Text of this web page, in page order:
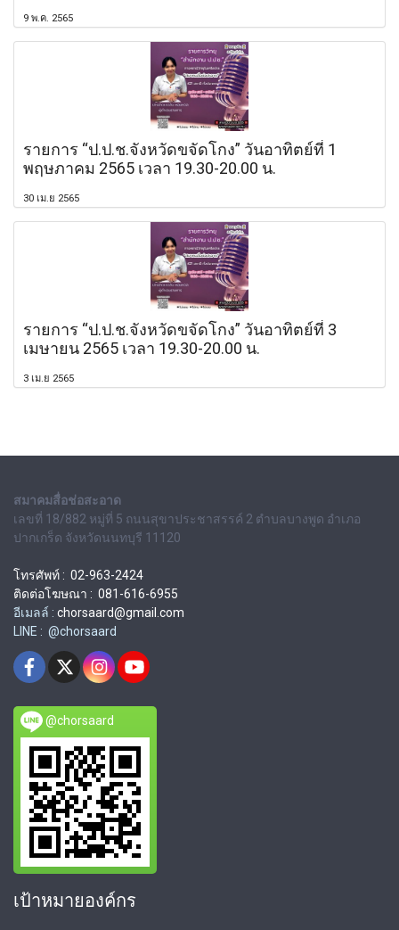
9 พ.ค. 2565
รายการ “ป.ป.ช.จังหวัดขจัดโกง” วันอาทิตย์ที่ 1
พฤษภาคม 2565 เวลา 19.30-20.00 น.
30 เม.ย 2565
รายการ “ป.ป.ช.จังหวัดขจัดโกง” วันอาทิตย์ที่ 3
เมษายน 2565 เวลา 19.30-20.00 น.
3 เม.ย 2565
สมาคมสื่อช่อสะอาด
เลขที่ 18/882 หมู่ที่ 5 ถนนสุขาประชาสรรค์ 2 ตำบลบางพูด อำเภอ
ปากเกร็ด จังหวัดนนทบุรี 11120
โทรศัพท์ : 02-963-2424
ติดต่อโฆษณา : 081-616-6955
อีเมลล์ : chorsaard@gmail.com
LINE : @chorsaard
@chorsaard
เป้าหมายองค์กร